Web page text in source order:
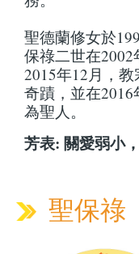
聖德蘭修女於
保祿二世在
2015年12月，
奇蹟，並在
為聖人。
芳表: 關愛弱小
聖保祿